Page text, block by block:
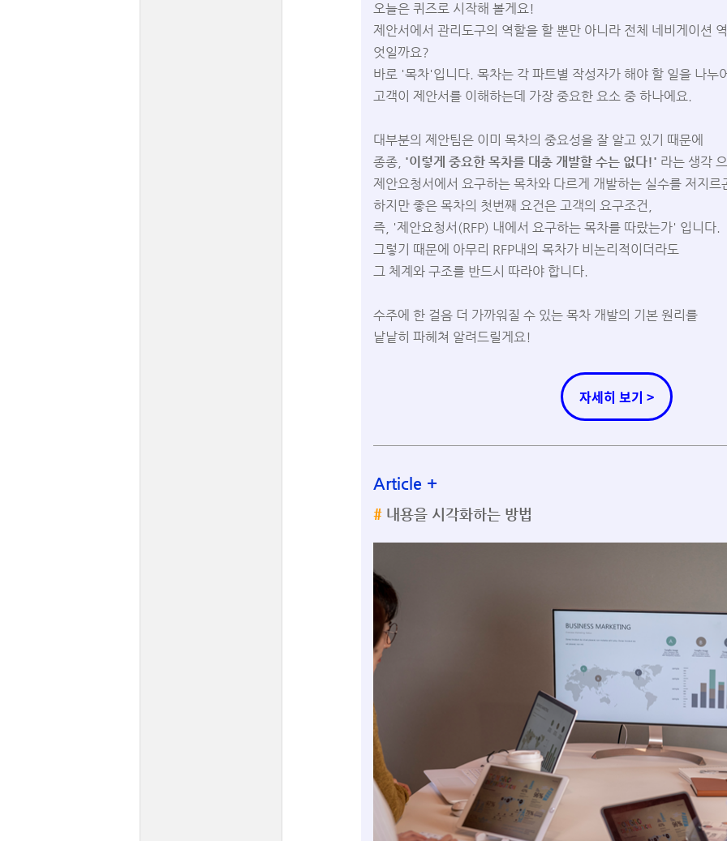
오늘은 퀴즈로 시작해 볼게요!
제안서에서 관리도구의 역할을 할 뿐만 아니라 전체 네비게이션
엇일까요?
바로 '목차'입니다. 목차는 각 파트별 작성자가 해야 할 일을 나누
고객이 제안서를 이해하는데 가장 중요한 요소 중 하나에요.
대부분의 제안팀은 이미 목차의 중요성을 잘 알고 있기 때문에
종종, '이렇게 중요한 목차를 대충 개발할 수는 없다!' 라는 생각
제안요청서에서 요구하는 목차와 다르게 개발하는 실수를 저지르
하지만 좋은 목차의 첫번째 요건은 고객의 요구조건,
즉, '제안요청서(RFP) 내에서 요구하는 목차를 따랐는가' 입니다.
그렇기 때문에 아무리 RFP내의 목차가 비논리적이더라도
그 체계와 구조를 반드시 따라야 합니다.
수주에 한 걸음 더 가까워질 수 있는 목차 개발의 기본 원리를
낱낱히 파헤쳐 알려드릴게요!
자세히 보기 >
Article +
#내용을 시각화하는 방법